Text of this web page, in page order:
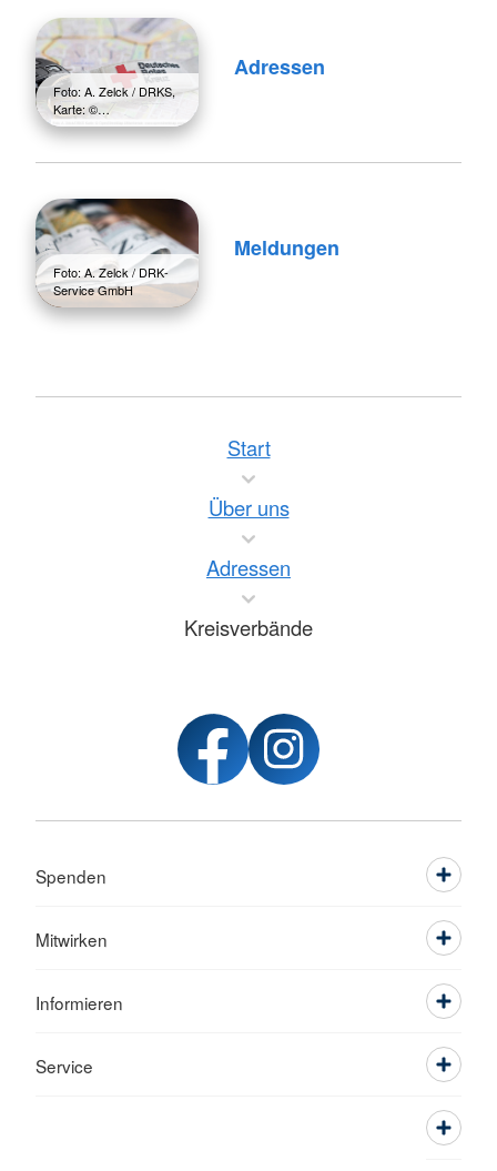
Foto: A. Zelck / DRKS,
Karte: ©…
Adressen
Foto: A. Zelck / DRK-
Service GmbH
Meldungen
Start
Über uns
Adressen
Kreisverbände
Spenden
Mitwirken
Informieren
Service